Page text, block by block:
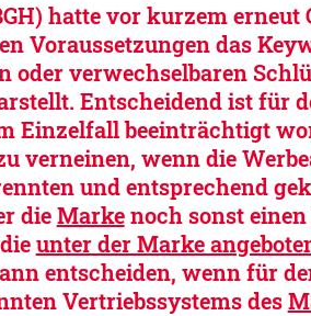
hatte vor kurzem erneut
Voraussetzungen das
oder verwechselbaren
Entscheidend ist für
Einzelfall beeinträchtigt
verneinen, wenn die
und entsprechend
dieMarkenoch sonst
unter der Marke
entscheiden, wenn für
Vertriebssystems des